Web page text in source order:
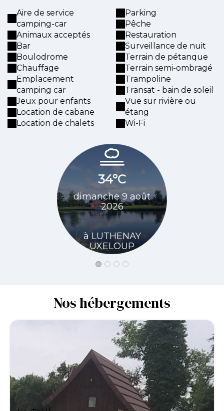
Aire de service
camping-car
Animaux acceptés
Bar
Boulodrome
Chauffage
Emplacement
camping car
Jeux pour enfants
Location de cabane
Location de chalets
Parking
Pêche
Restauration
Surveillance de nuit
Terrain de pétanque
Terrain semi-ombragé
Trampoline
Transat - bain de soleil
Vue sur rivière ou
étang
Wi-Fi
34°C
dimanche 9 août
2026
à LUTHENAY
UXELOUP
Nos hébergements